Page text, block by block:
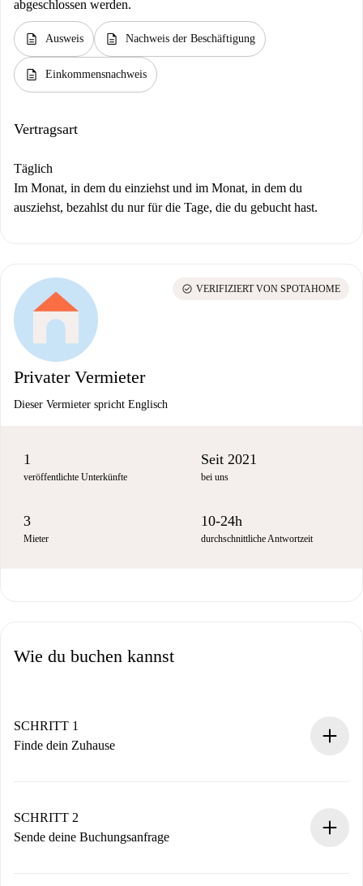
abgeschlossen werden.
description Ausweis description Nachweis der Beschäftigung
description Einkommensnachweis
Vertragsart
Täglich
Im Monat, in dem du einziehst und im Monat, in dem du
ausziehst, bezahlst du nur für die Tage, die du gebucht hast.
Privater Vermieter
Dieser Vermieter spricht Englisch
check_circle VERIFIZIERT VON SPOTAHOME
1
veröffentlichte Unterkünfte
Seit 2021
bei uns
3
Mieter
10-24h
durchschnittliche Antwortzeit
Wie du buchen kannst
SCHRITT 1
Finde dein Zuhause
Du erhältst alle notwendigen Informationen im Voraus.
SCHRITT 2
Sende deine Buchungsanfrage